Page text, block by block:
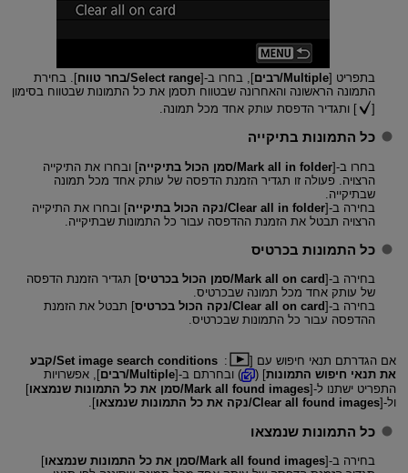
בתפריט [Multiple/רבים ], בחרו ב-[Select range/בחר טווח
]. בחירת
התמונה הראשונה והאחרונה שבטווח תסמן את כל התמונות שבטווח בסימון
[
] ותגדיר הדפסת עותק אחד מכל תמונה.
כל התמונות בתיקייה
בחרו ב-[Mark all in folder/סמן הכול בתיקייה
] ובחרו את התיקייה
הרצויה. פעולה זו תגדיר הזמנת הדפסה של עותק אחד מכל תמונה
שבתיקייה.
בחירה ב-[Clear all in folder/נקה הכול בתיקייה
] ובחרו את התיקייה
הרצויה תבטל את הזמנת ההדפסה עבור כל התמונות שבתיקייה.
כל התמונות בכרטיס
בחירה ב-[Mark all on card/סמן הכול בכרטיס
] תגדיר הזמנת הדפסה
של עותק אחד מכל תמונה שבכרטיס.
בחירה ב-[Clear all on card/נקה הכול בכרטיס
] תבטל את הזמנת
ההדפסה עבור כל התמונות שבכרטיס.
אם הגדרתם תנאי חיפוש עם [ :
Set image search conditions/קבע
את תנאי חיפוש התמונות] ( ) ובחרתם ב-[Multiple/רבים
], אפשרויות
התפריט ישתנו ל-[Mark all found images/סמן את כל התמונות שנמצאו
]
ול-[Clear all found images/נקה את כל התמונות שנמצאו ].
כל התמונות שנמצאו
בחירה ב-[Mark all found images/סמן את כל התמונות שנמצאו
]